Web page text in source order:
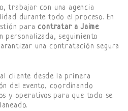
trabajar con una agencia
durante todo el proceso. En
para contratar a Jaime
personalizada, seguimiento
una contratación segura
cliente desde la primera
del evento, coordinando
y operativos para que todo se